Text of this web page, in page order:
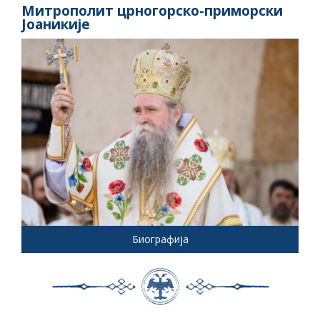
Митрополит црногорско-приморски
Јоаникије
Биографија